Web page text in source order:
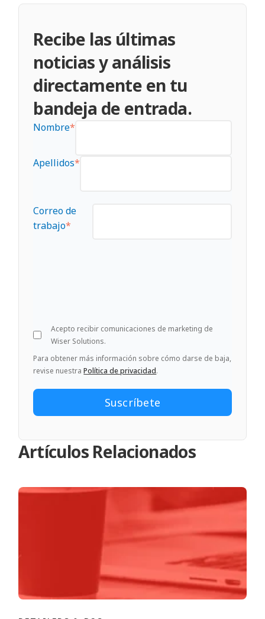
Recibe las últimas
noticias y análisis
directamente en tu
bandeja de entrada.
Nombre*
Apellidos*
Correo de
trabajo*
Acepto recibir comunicaciones de marketing de
Wiser Solutions.
Para obtener más información sobre cómo darse de baja,
revise nuestraPolítica de privacidad.
Artículos Relacionados